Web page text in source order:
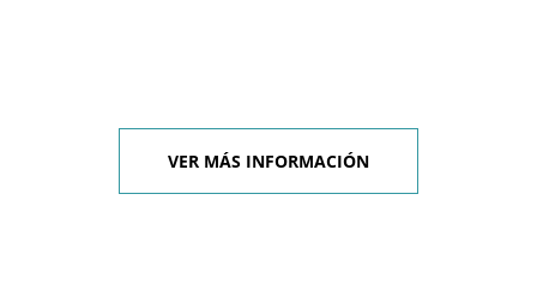
VER MÁS INFORMACIÓN